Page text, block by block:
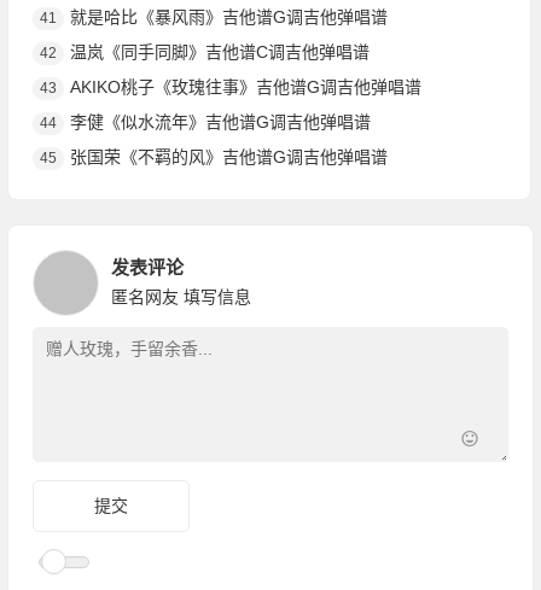
41 就是哈比《暴风雨》吉他谱G调吉他弹唱谱
42 温岚《同手同脚》吉他谱C调吉他弹唱谱
43 AKIKO桃子《玫瑰往事》吉他谱G调吉他弹唱谱
44 李健《似水流年》吉他谱G调吉他弹唱谱
45 张国荣《不羁的风》吉他谱G调吉他弹唱谱
发表评论
匿名网友 填写信息